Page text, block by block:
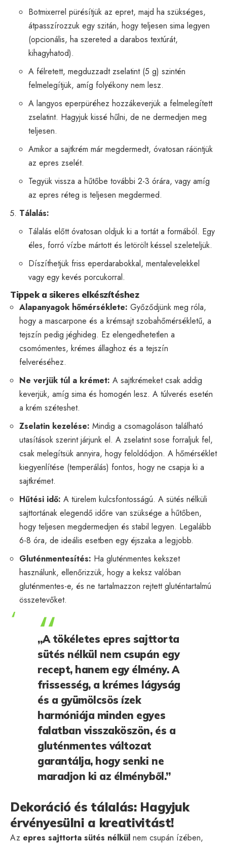
Botmixerrel pürésítjük az epret, majd ha szükséges,
átpasszírozzuk egy szitán, hogy teljesen sima legyen
(opcionális, ha szereted a darabos textúrát,
kihagyhatod).
A félretett, megduzzadt zselatint (5 g) szintén
felmelegítjük, amíg folyékony nem lesz.
A langyos eperpüréhez hozzákeverjük a felmelegített
zselatint. Hagyjuk kissé hűlni, de ne dermedjen meg
teljesen.
Amikor a sajtkrém már megdermedt, óvatosan ráöntjük
az epres zselét.
Tegyük vissza a hűtőbe további 2-3 órára, vagy amíg
az epres réteg is teljesen megdermed.
Tálalás:
Tálalás előtt óvatosan oldjuk ki a tortát a formából. Egy
éles, forró vízbe mártott és letörölt késsel szeleteljük.
Díszíthetjük friss eperdarabokkal, mentalevelekkel
vagy egy kevés porcukorral.
Tippek a sikeres elkészítéshez
Alapanyagok hőmérséklete: Győződjünk meg róla,
hogy a mascarpone és a krémsajt szobahőmérsékletű, a
tejszín pedig jéghideg. Ez elengedhetetlen a
csomómentes, krémes állaghoz és a tejszín
felveréséhez.
Ne verjük túl a krémet: A sajtkrémeket csak addig
keverjük, amíg sima és homogén lesz. A túlverés esetén
a krém széteshet.
Zselatin kezelése: Mindig a csomagoláson található
utasítások szerint járjunk el. A zselatint sose forraljuk fel,
csak melegítsük annyira, hogy feloldódjon. A hőmérséklet
kiegyenlítése (temperálás) fontos, hogy ne csapja ki a
sajtkrémet.
Hűtési idő: A türelem kulcsfontosságú. A sütés nélküli
sajttortának elegendő időre van szüksége a hűtőben,
hogy teljesen megdermedjen és stabil legyen. Legalább
6-8 óra, de ideális esetben egy éjszaka a legjobb.
Gluténmentesítés: Ha gluténmentes kekszet
használunk, ellenőrizzük, hogy a keksz valóban
gluténmentes-e, és ne tartalmazzon rejtett gluténtartalmú
összetevőket.
„A tökéletes epres sajttorta
sütés nélkül nem csupán egy
recept, hanem egy élmény. A
frissesség, a krémes lágyság
és a gyümölcsös ízek
harmóniája minden egyes
falatban visszaköszön, és a
gluténmentes változat
garantálja, hogy senki ne
maradjon ki az élményből.”
Dekoráció és tálalás: Hagyjuk
érvényesülni a kreativitást!
Az epres sajttorta sütés nélkül nem csupán ízében,